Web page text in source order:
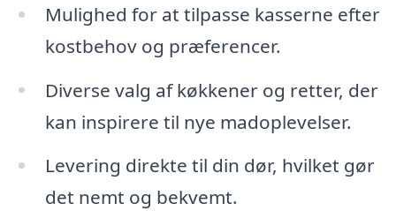
Mulighed for at tilpasse kasserne efter
kostbehov og præferencer.
Diverse valg af køkkener og retter, der
kan inspirere til nye madoplevelser.
Levering direkte til din dør, hvilket gør
det nemt og bekvemt.